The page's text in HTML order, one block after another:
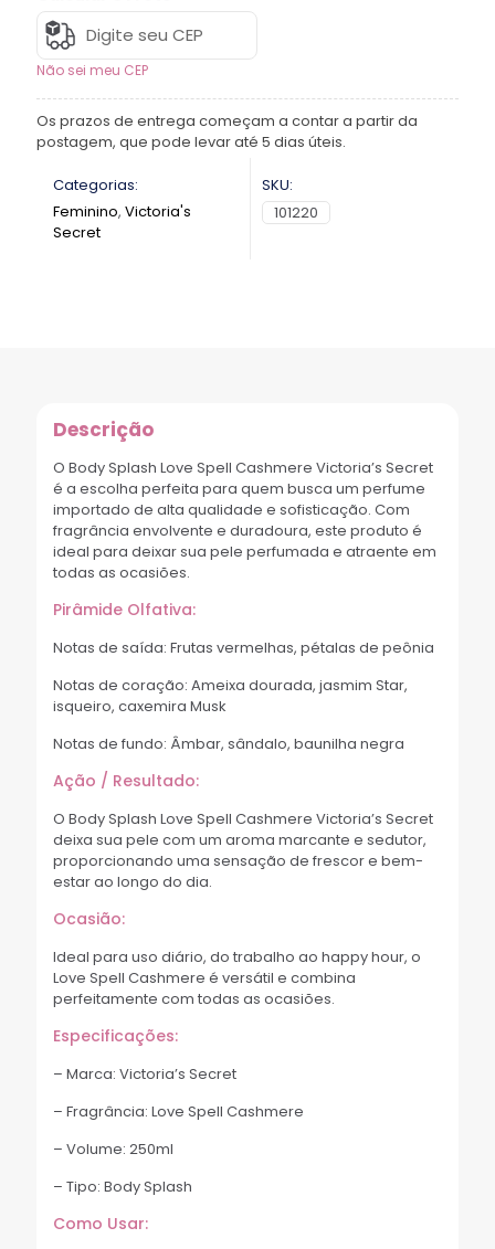
Não sei meu CEP
Os prazos de entrega começam a contar a partir da
postagem, que pode levar até 5 dias úteis.
Categorias:
Feminino, Victoria's
Secret
SKU:
101220
Descrição
O Body Splash Love Spell Cashmere Victoria’s Secret
é a escolha perfeita para quem busca um perfume
importado de alta qualidade e sofisticação. Com
fragrância envolvente e duradoura, este produto é
ideal para deixar sua pele perfumada e atraente em
todas as ocasiões.
Pirâmide Olfativa:
Notas de saída: Frutas vermelhas, pétalas de peônia
Notas de coração: Ameixa dourada, jasmim Star,
isqueiro, caxemira Musk
Notas de fundo: Âmbar, sândalo, baunilha negra
Ação / Resultado:
O Body Splash Love Spell Cashmere Victoria’s Secret
deixa sua pele com um aroma marcante e sedutor,
proporcionando uma sensação de frescor e bem-
estar ao longo do dia.
Ocasião:
Ideal para uso diário, do trabalho ao happy hour, o
Love Spell Cashmere é versátil e combina
perfeitamente com todas as ocasiões.
Especificações:
– Marca: Victoria’s Secret
– Fragrância: Love Spell Cashmere
– Volume: 250ml
– Tipo: Body Splash
Como Usar: